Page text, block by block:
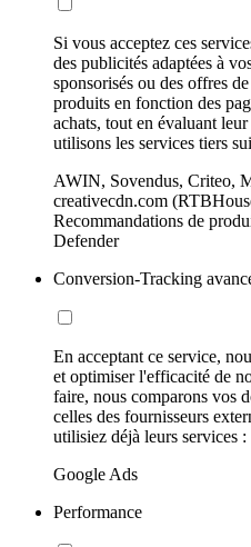
Si vous acceptez ces
des publicités adaptées à
sponsorisés ou des offres
produits en fonction des
achats, tout en évaluant
utilisons les services tiers
AWIN, Sovendus, Criteo,
creativecdn.com
Recommandations de
Defender
Conversion-Tracking
En acceptant ce service,
et optimiser l'efficacité de
faire, nous comparons vos
celles des fournisseurs
utilisiez déjà leurs services :
Google Ads
Performance